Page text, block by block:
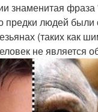
знаменитая
предки людей
(таких как
не является